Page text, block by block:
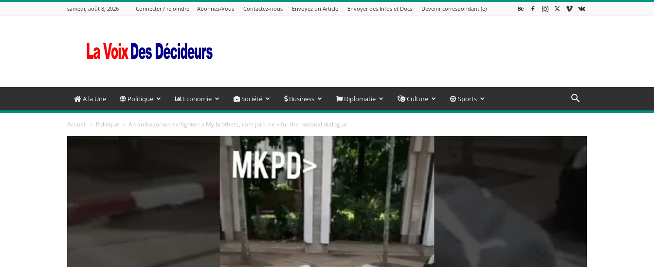
samedi, août 8, 2026 Connecter / rejoindre Abonnez-Vous Contactez-nous Envoyez un Article Envoyer des Infos et Docs Devenir correspondant (e)
Voix
Des
A la Une Politique Economie Société Business Diplomatie Culture Sports
Accueil Politique An ambazonian ex-fighter: « My brothers, cam join me » for the national dialogue